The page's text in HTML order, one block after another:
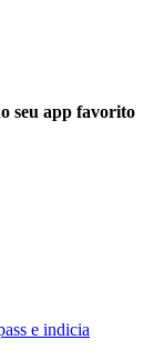
seu app favorito